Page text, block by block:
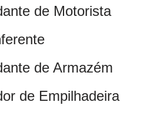
de Motorista
de Armazém
de Empilhadeira